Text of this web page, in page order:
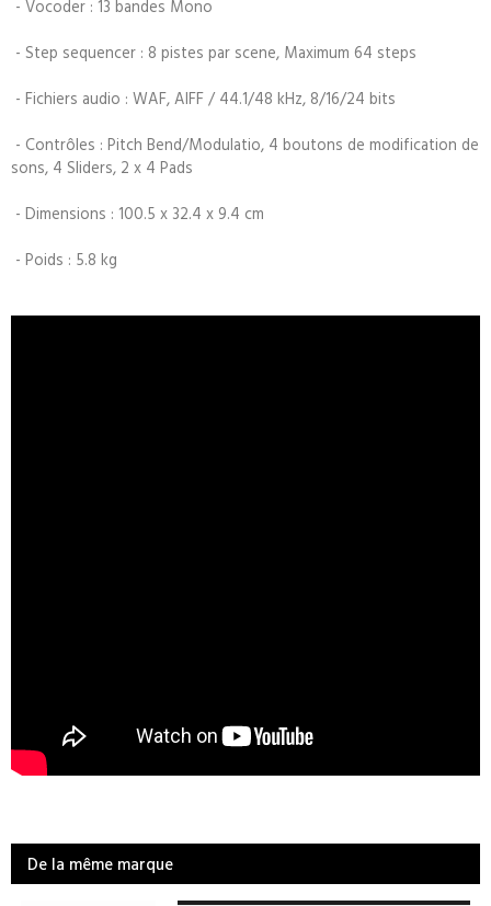
- Vocoder : 13 bandes Mono
- Step sequencer : 8 pistes par scene, Maximum 64 steps
- Fichiers audio : WAF, AIFF / 44.1/48 kHz, 8/16/24 bits
- Contrôles : Pitch Bend/Modulatio, 4 boutons de modification de
sons, 4 Sliders, 2 x 4 Pads
- Dimensions : 100.5 x 32.4 x 9.4 cm
- Poids : 5.8 kg
De la même marque